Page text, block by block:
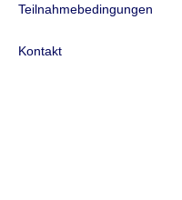
Teilnahmebedingungen
Kontakt